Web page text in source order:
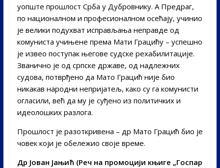
уопште прошлост Срба у Дубровнику. А Предраг,
по националном и професионалном осећају, учинио
је велики подухват исправљања неправде од
комуниста учињене према Мати Грацићу – успешно
је извео поступак његове судске рехабилитације.
Званично је од српске државе, од надлежних
судова, потврђено да Мато Грацић није био
никакав народни непријатељ, како су га комунисти
огласили, већ да му је суђено из политичких и
идеолошких разлога.
Прошлост је разоткривена – др Мато Грацић био је
човек који је обележио своје време.
Др Јован Јањић (Реч на промоцији књиге „Госпар